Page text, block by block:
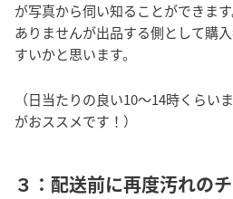
が写真から伺い知ることができま
ありませんが出品する側として購
すいかと思います。
（日当たりの良い10～14時くらい
がおススメです！）
３：配送前に再度汚れの